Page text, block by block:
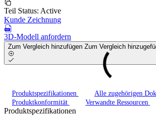
Teil Status: Active
Kunde Zeichnung
3D-Modell anfordern
Zum Vergleich hinzufügen Zum Vergleich
Produktspezifikationen
Alle zugehörigen
Produktkonformität
Verwandte Ressourcen
Produktspezifikationen